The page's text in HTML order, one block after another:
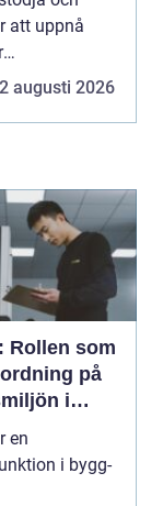
att uppnå
augusti 2026
Rollen som
på
i
en
i bygg-